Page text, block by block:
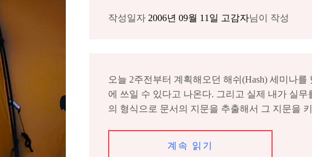
작성일자 2006년 09월 11일 고감자님이 작성
오늘 2주전부터 계획해오던 해쉬(Hash) 세미나
에 쓰일 수 있다고 나온다. 그리고 실제 내가 실무
의 형식으로 문서의 지문을 추출해서 그 지문을
계속 읽기